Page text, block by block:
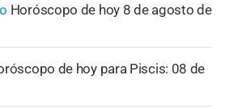
Horóscopo de hoy 8 de agosto de
de hoy para Piscis: 08 de